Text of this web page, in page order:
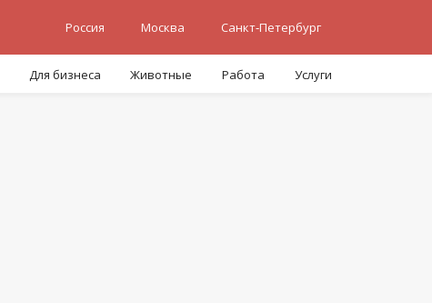
Россия Москва Санкт-Петербург
Для бизнеса Животные Работа Услуги